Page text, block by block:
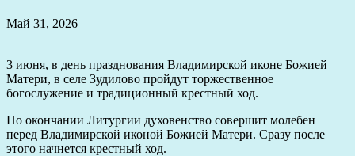
Май 31, 2026
3 июня, в день празднования Владимирской иконе Божией
Матери, в селе Зудилово пройдут торжественное
богослужение и традиционный крестный ход.
По окончании Литургии духовенство совершит молебен
перед Владимирской иконой Божией Матери. Сразу после
этого начнется крестный ход.